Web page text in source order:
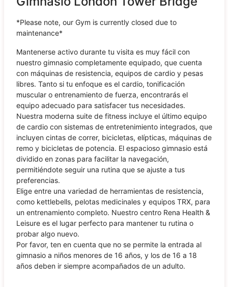
*Please note, our Gym is currently closed due to
maintenance*
Mantenerse activo durante tu visita es muy fácil con
nuestro gimnasio completamente equipado, que cuenta
con máquinas de resistencia, equipos de cardio y pesas
libres. Tanto si tu enfoque es el cardio, tonificación
muscular o entrenamiento de fuerza, encontrarás el
equipo adecuado para satisfacer tus necesidades.
Nuestra moderna suite de fitness incluye el último equipo
de cardio con sistemas de entretenimiento integrados, que
incluyen cintas de correr, bicicletas, elípticas, máquinas de
remo y bicicletas de potencia. El espacioso gimnasio está
dividido en zonas para facilitar la navegación,
permitiéndote seguir una rutina que se ajuste a tus
preferencias.
Elige entre una variedad de herramientas de resistencia,
como kettlebells, pelotas medicinales y equipos TRX, para
un entrenamiento completo. Nuestro centro Rena Health &
Leisure es el lugar perfecto para mantener tu rutina o
probar algo nuevo.
Por favor, ten en cuenta que no se permite la entrada al
gimnasio a niños menores de 16 años, y los de 16 a 18
años deben ir siempre acompañados de un adulto.